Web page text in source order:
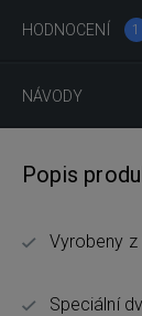
HODNOCENÍ 1
NÁVODY
Popis
Vyrobeny z
Speciální